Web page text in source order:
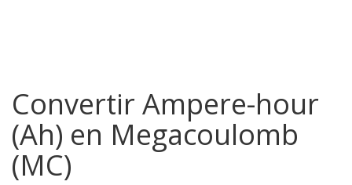
Convertir Ampere-hour
(Ah) en Megacoulomb
(MC)